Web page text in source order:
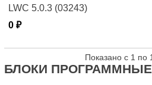
LWC 5.0.3 (03243)
0 ₽
Показано с 1 по
БЛОКИ ПРОГРАММНЫЕ